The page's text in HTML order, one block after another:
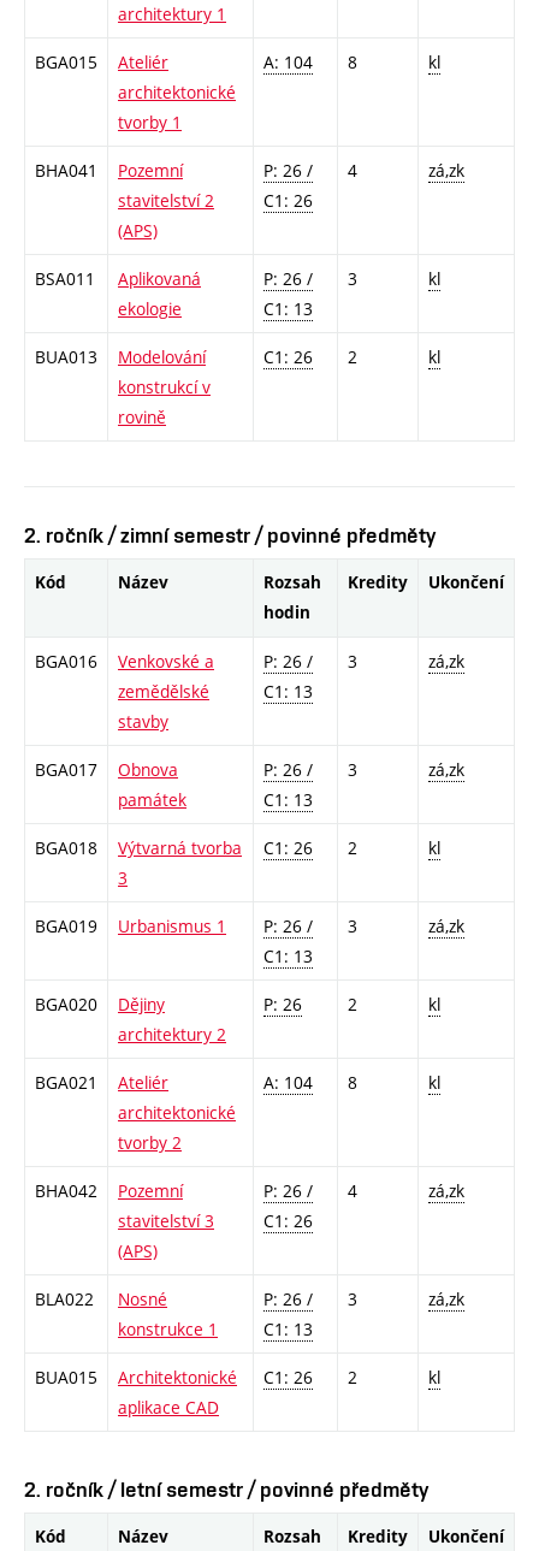
architektury 1
BGA015
Ateliér
architektonické
tvorby 1
A: 104 8 kl
BHA041
Pozemní
stavitelství 2
(APS)
P: 26 /
C1: 26
4 zá,zk
BSA011
Aplikovaná
ekologie
P: 26 /
C1: 13
3 kl
BUA013
Modelování
konstrukcí v
rovině
C1: 26 2 kl
2. ročník / zimní semestr / povinné předměty
Kód Název
Rozsah
hodin
Kredity Ukončení
BGA016
Venkovské a
zemědělské
stavby
P: 26 /
C1: 13
3 zá,zk
BGA017
Obnova
památek
P: 26 /
C1: 13
3 zá,zk
BGA018
Výtvarná tvorba
3
C1: 26 2 kl
BGA019 Urbanismus 1
P: 26 /
C1: 13
3 zá,zk
BGA020
Dějiny
architektury 2
P: 26 2 kl
BGA021
Ateliér
architektonické
tvorby 2
A: 104 8 kl
BHA042
Pozemní
stavitelství 3
(APS)
P: 26 /
C1: 26
4 zá,zk
BLA022
Nosné
konstrukce 1
P: 26 /
C1: 13
3 zá,zk
BUA015
Architektonické
aplikace CAD
C1: 26 2 kl
2. ročník / letní semestr / povinné předměty
Kód Název Rozsah Kredity Ukončení